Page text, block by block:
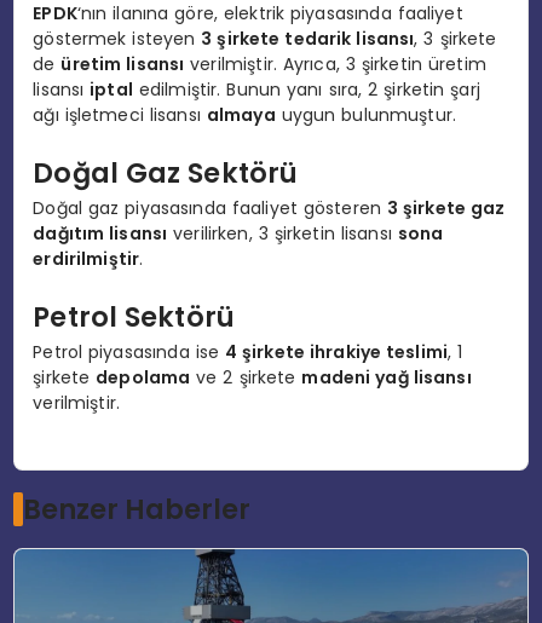
EPDK‘nın ilanına göre, elektrik piyasasında faaliyet
göstermek isteyen 3 şirkete tedarik lisansı, 3 şirkete
de üretim lisansı verilmiştir. Ayrıca, 3 şirketin üretim
lisansı iptal edilmiştir. Bunun yanı sıra, 2 şirketin şarj
ağı işletmeci lisansı almaya uygun bulunmuştur.
Doğal Gaz Sektörü
Doğal gaz piyasasında faaliyet gösteren 3 şirkete gaz
dağıtım lisansı verilirken, 3 şirketin lisansı sona
erdirilmiştir.
Petrol Sektörü
Petrol piyasasında ise 4 şirkete ihrakiye teslimi, 1
şirkete depolama ve 2 şirkete madeni yağ lisansı
verilmiştir.
Benzer Haberler